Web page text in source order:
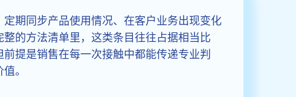
期同步产品使用情况、在客户业务出现变化
的方法清单里，这类条目往往占据相当比
提是销售在每一次接触中都能传递专业判
。